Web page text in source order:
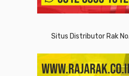
Situs Distributor Rak